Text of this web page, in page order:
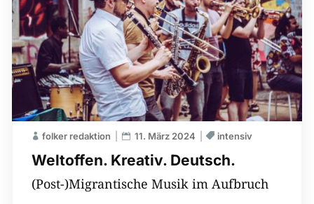
Weltoffen. Kreativ. Deutsch.
folker redaktion 11. März 2024 intensiv
(Post-)Migrantische Musik im Aufbruch